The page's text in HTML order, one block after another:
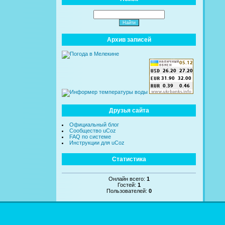
Архив записей
Друзья сайта
Официальный блог
Сообщество uCoz
FAQ по системе
Инструкции для uCoz
Статистика
Онлайн всего: 1
Гостей: 1
Пользователей: 0